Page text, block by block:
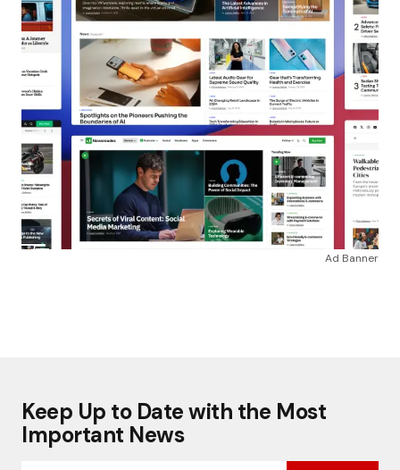
Ad Banner
Keep Up to Date with the Most
Important News